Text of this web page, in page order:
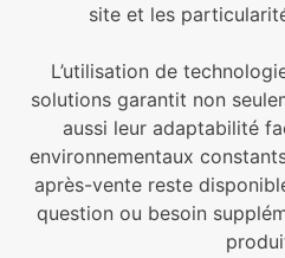
site et les
L’utilisation de
solutions garantit non
aussi leur adaptabilité
environnementaux
après-vente reste
question ou besoin